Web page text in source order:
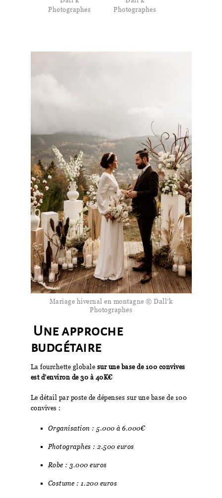
Photographes
Photographes
Mariage hivernal en montagne © Dall’k
Photographes
Une approche
budgétaire
La fourchette globale sur une base de 100 convives
est d’environ de 30 à 40K€
Le détail par poste de dépenses sur une base de 100
convives :
Organisation : 5.000 à 6.000€
Photographes : 2.500 euros
Robe : 3.000 euros
Costume : 1.200 euros